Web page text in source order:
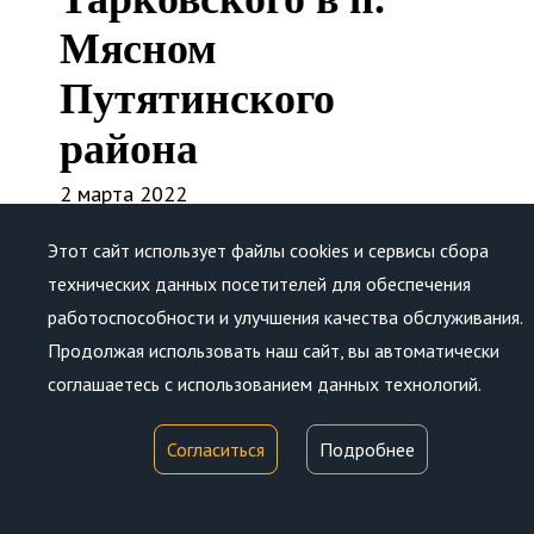
Мясном
Путятинского
района
2 марта 2022
1 марта состоялось совещание по вопросам
Мясном Путятинского района, которое
прошло в формате видеоконференцсвязи.
Этот сайт использует файлы cookies и сервисы сбора
технических данных посетителей для обеспечения
работоспособности и улучшения качества обслуживания.
Продолжая использовать наш сайт, вы автоматически
соглашаетесь с использованием данных технологий.
Согласиться Подробнее